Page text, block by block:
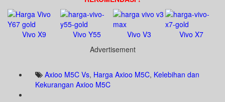
Vivo X9 Vivo Y55 Vivo V3
Vivo X7
Advertisement
Axioo M5C Vs, Harga Axioo M5C, Kelebihan dan
Kekurangan Axioo M5C